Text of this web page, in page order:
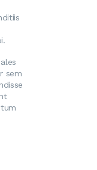
sem